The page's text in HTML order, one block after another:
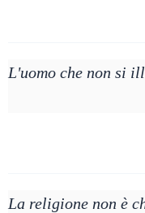
L'uomo che non si
La religione non è